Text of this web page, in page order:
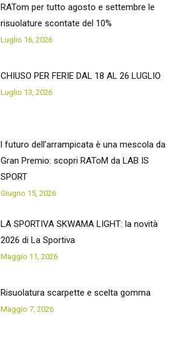
RATom per tutto agosto e settembre le
risuolature scontate del 10%
Luglio 16, 2026
CHIUSO PER FERIE DAL 18 AL 26 LUGLIO
Luglio 13, 2026
l futuro dell’arrampicata è una mescola da
Gran Premio: scopri RAToM da LAB IS
SPORT
Giugno 15, 2026
LA SPORTIVA SKWAMA LIGHT: la novità
2026 di La Sportiva
Maggio 11, 2026
Risuolatura scarpette e scelta gomma
Maggio 7, 2026